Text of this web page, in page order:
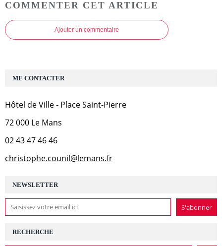
COMMENTER CET ARTICLE
Ajouter un commentaire
NEWSLETTER
RECHERCHE
ME CONTACTER
Hôtel de Ville - Place Saint-Pierre
72 000 Le Mans
02 43 47 46 46
christophe.counil@lemans.fr